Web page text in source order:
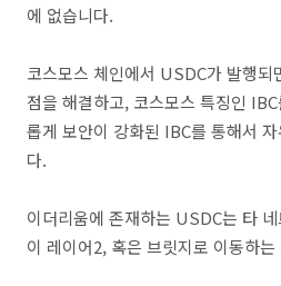
에 없습니다.
코스모스 체인에서 USDC가 발행되
점을 해결하고, 코스모스 특징인
롭게 보안이 강화된 IBC를 통해서
다.
이더리움에 존재하는 USDC는 타
이 레이어2, 혹은 브릿지로 이동하